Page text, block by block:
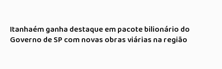
Itanhaém ganha destaque em pacote bilionário do
Governo de SP com novas obras viárias na região